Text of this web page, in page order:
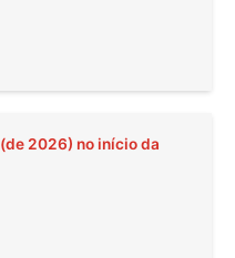
2026) no início da